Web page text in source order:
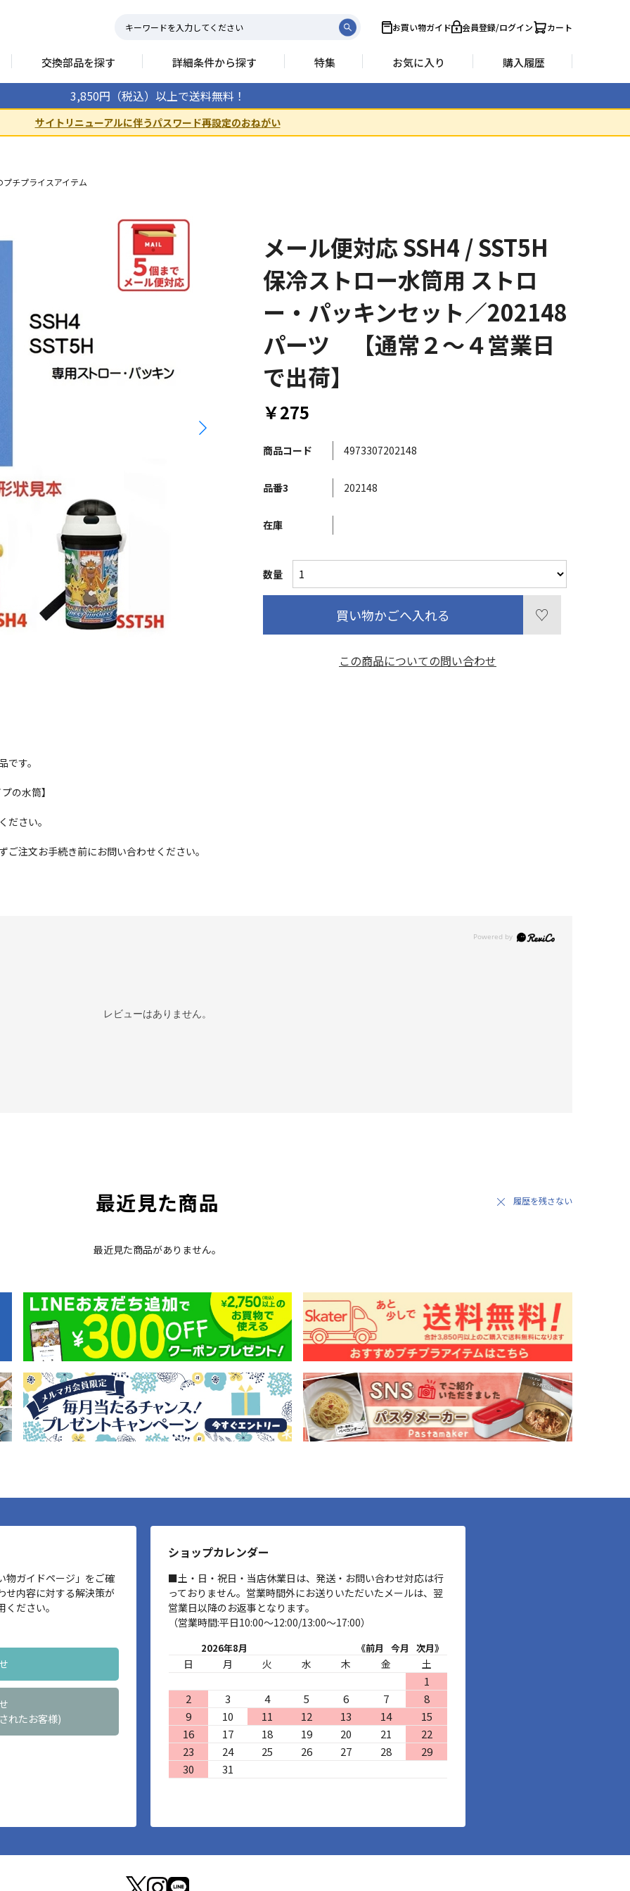
お買い物ガイド 会員登録/ログイン カート
交換部品を探す 詳細条件から探す 特集 お気に入り 購入履歴
3,850円（税込）以上で送料無料！
サイトリニューアルに伴うパスワード再設定のおねがい
チプライスアイテム
す。
の水筒】
さい。
注文お手続き前にお問い合わせください。
メール便対応 SSH4 / SST5H
保冷ストロー水筒用 ストロ
ー・パッキンセット／202148
パーツ 【通常２～４営業日
で出荷】
￥275
商品コード 4973307202148
品番3 202148
在庫
数量
買い物かごへ入れる
この商品についての問い合わせ
レビューはありません。
最近見た商品
最近見た商品がありません。
履歴を残さない
物ガイドページ」をご確
せ内容に対する解決策が
ださい。
れたお客様)
ショップカレンダー
■土・日・祝日・当店休業日は、発送・お問い合わせ対応は行
っておりません。営業時間外にお送りいただいたメールは、翌
営業日以降のお返事となります。
（営業時間:平日10:00～12:00/13:00～17:00）
2026年8月 《前月 今月 次月》
日 月 火 水 木 金 土
1
2
3 4 5 6 7
8
9
10 11 12 13 14
15
16
17 18 19 20 21
22
23
24 25 26 27 28
29
30
31